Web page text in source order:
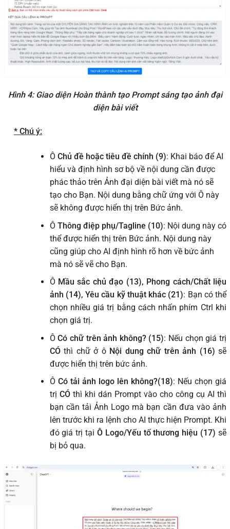
Hình 4: Giao diện Hoàn thành tạo Prompt sáng tạo ảnh đại
diện bài viết
* Chú ý:
Ô Chủ đề hoặc tiêu đề chính (9): Khai báo để AI
hiểu và định hình sơ bộ về nội dung cần được
phác thảo trên Ảnh đại diện bài viết mà nó sẽ
tạo cho Bạn. Nội dung bằng chữ ứng với Ô này
sẽ không được hiển thị trên Bức ảnh.
Ô Thông điệp phụ/Tagline (10): Nội dung này có
thể được hiển thị trên Bức ảnh. Nội dung này
cũng giúp cho AI định hình rõ hơn về bức ảnh
mà nó sẽ vẽ cho Bạn.
Ô Mầu sắc chủ đạo (13), Phong cách/Chất liệu
ảnh (14), Yêu cầu kỹ thuật khác (21): Bạn có thể
chọn nhiều giá trị bằng cách nhấn phím Ctrl khi
chọn giá trị.
ÔCó chữ trên ảnh không? (15): Nếu chọn giá trị
CÓthì chữ ở ô Nội dung chữ trên ảnh (16) sẽ
được hiển thị trên bức ảnh.
Ô Có tải ảnh logo lên không?(18): Nếu chọn giá
trị CÓthì khi dán Prompt vào cho công cụ AI thì
bạn cần tải Ảnh Logo mà bạn cần đưa vào ảnh
lên trước khi ra lệnh cho AI thực hiện Prompt. Khi
đó giá trị tại Ô Logo/Yếu tố thương hiệu (17) sẽ
bị bỏ qua.